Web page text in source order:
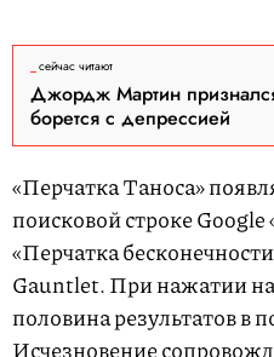
сейчас читают
Джордж Мартин
борется с депрессией
«Перчатка Таноса»
поисковой строке
«Перчатка
Gauntlet. При нажатии
половина результатов в
Исчезновение